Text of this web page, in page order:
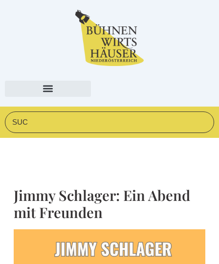
Suche
Jimmy Schlager: Ein Abend
mit Freunden